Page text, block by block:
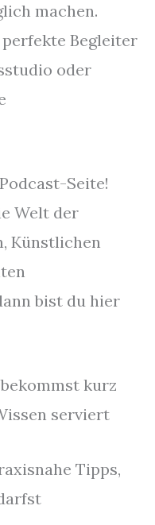
machen.
Begleiter
oder
Seite!
Welt der
Künstlichen
bist du hier
kurz
serviert
Tipps,